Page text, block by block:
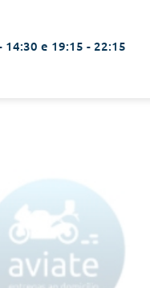
14:30 e 19:15 - 22:15